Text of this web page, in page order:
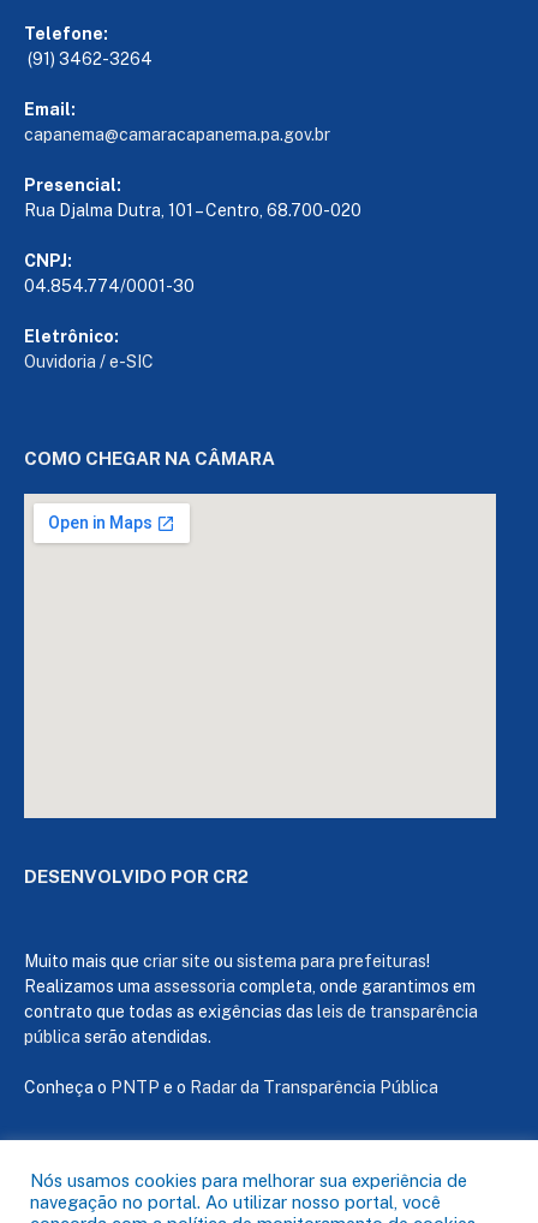
Telefone:
(91) 3462-3264
Email:
capanema@camaracapanema.pa.gov.br
Presencial:
Rua Djalma Dutra, 101 – Centro, 68.700-020
CNPJ:
04.854.774/0001-30
Eletrônico:
Ouvidoria /e-SIC
COMO CHEGAR NA CÂMARA
DESENVOLVIDO POR CR2
Muito mais que criar site ou sistema para prefeituras!
Realizamos uma assessoria completa, onde garantimos em
contrato que todas as exigências das leis de transparência
pública serão atendidas.
Conheça o PNTP e o Radar da Transparência Pública
Todos os direitos reservados a Câmara de Capanema
Nós usamos cookies para melhorar sua experiência de
navegação no portal. Ao utilizar nosso portal, você